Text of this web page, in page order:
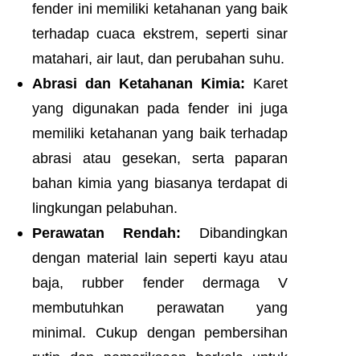
fender ini memiliki ketahanan yang baik
terhadap cuaca ekstrem, seperti sinar
matahari, air laut, dan perubahan suhu.
Abrasi dan Ketahanan Kimia: Karet
yang digunakan pada fender ini juga
memiliki ketahanan yang baik terhadap
abrasi atau gesekan, serta paparan
bahan kimia yang biasanya terdapat di
lingkungan pelabuhan.
Perawatan Rendah: Dibandingkan
dengan material lain seperti kayu atau
baja, rubber fender dermaga V
membutuhkan perawatan yang
minimal. Cukup dengan pembersihan